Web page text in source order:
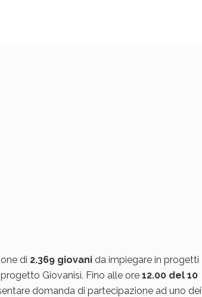
di 2.369 giovani da impiegare in progetti
Giovanisì. Fino alle ore 12.00 del 10
domanda di partecipazione ad uno dei